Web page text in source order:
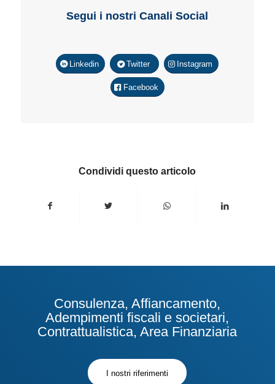
Segui i nostri Canali Social
Linkedin Twitter Instagram
Facebook
Condividi questo articolo
Consulenza, Affiancamento,
Adempimenti fiscali e societari,
Contrattualistica, Area Finanziaria
I nostri riferimenti